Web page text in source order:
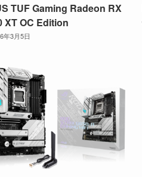
TUF Gaming Radeon RX
XT OC Edition
年3月5日